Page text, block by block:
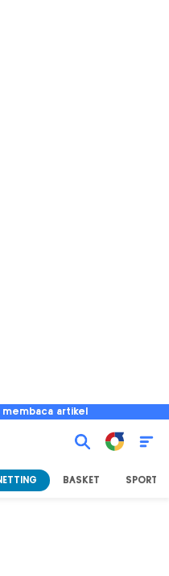
artikel
BASKET SPORT